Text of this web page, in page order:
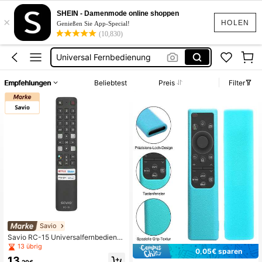
HOLEN
×
SHEIN - Damenmode online shoppen
Genießen Sie App-Special!
(10,830)
Samsung Fernbedienung
Lg Fernbedienung
Fernbedingung
Universal Fernbedienung
Empfehlungen Beliebtest Preis Filter
Savio
Savio RC-15 Universalfernbedienu
ng/Ersatz für die drahtlosen IR-Fern
bedienungstasten von TCL Smart T
13 übrig
0,05€ sparen